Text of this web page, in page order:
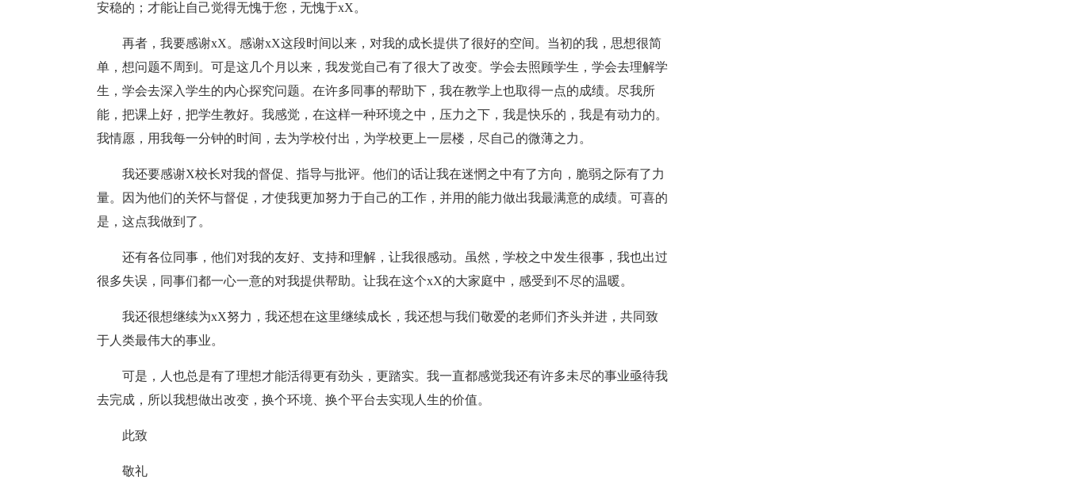
安稳的；才能让自己觉得无愧于您，无愧于xX。
再者，我要感谢xX。感谢xX这段时间以来，对我的成长提供了很好的空间。当初的我，思想很简
单，想问题不周到。可是这几个月以来，我发觉自己有了很大了改变。学会去照顾学生，学会去理解学
生，学会去深入学生的内心探究问题。在许多同事的帮助下，我在教学上也取得一点的成绩。尽我所
能，把课上好，把学生教好。我感觉，在这样一种环境之中，压力之下，我是快乐的，我是有动力的。
我情愿，用我每一分钟的时间，去为学校付出，为学校更上一层楼，尽自己的微薄之力。
我还要感谢X校长对我的督促、指导与批评。他们的话让我在迷惘之中有了方向，脆弱之际有了力
量。因为他们的关怀与督促，才使我更加努力于自己的工作，并用的能力做出我最满意的成绩。可喜的
是，这点我做到了。
还有各位同事，他们对我的友好、支持和理解，让我很感动。虽然，学校之中发生很事，我也出过
很多失误，同事们都一心一意的对我提供帮助。让我在这个xX的大家庭中，感受到不尽的温暖。
我还很想继续为xX努力，我还想在这里继续成长，我还想与我们敬爱的老师们齐头并进，共同致
于人类最伟大的事业。
可是，人也总是有了理想才能活得更有劲头，更踏实。我一直都感觉我还有许多未尽的事业亟待我
去完成，所以我想做出改变，换个环境、换个平台去实现人生的价值。
此致
敬礼